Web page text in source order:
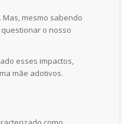
. Mas, mesmo sabendo
o nosso
esses impactos,
mãe adotivos.